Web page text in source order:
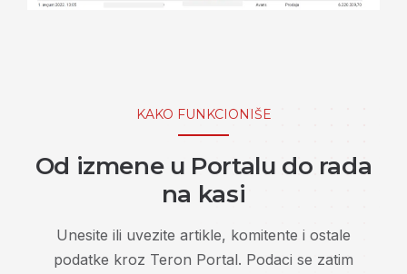
KAKO FUNKCIONIŠE
Od izmene u Portalu do rada
na kasi
Unesite ili uvezite artikle, komitente i ostale
podatke kroz Teron Portal. Podaci se zatim